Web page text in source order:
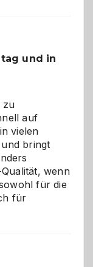
und in
zu
auf
vielen
bringt
wenn
für die
für